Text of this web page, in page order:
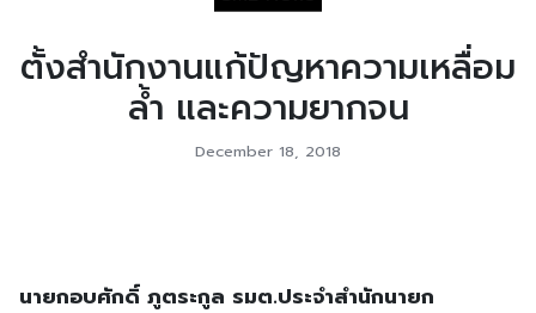
ตั้งสำนักงานแก้ปัญหาความเหลื่อม
ล้ำ และความยากจน
December 18, 2018
นายกอบศักดิ์ ภูตระกูล รมต.ประจำสำนักนายก